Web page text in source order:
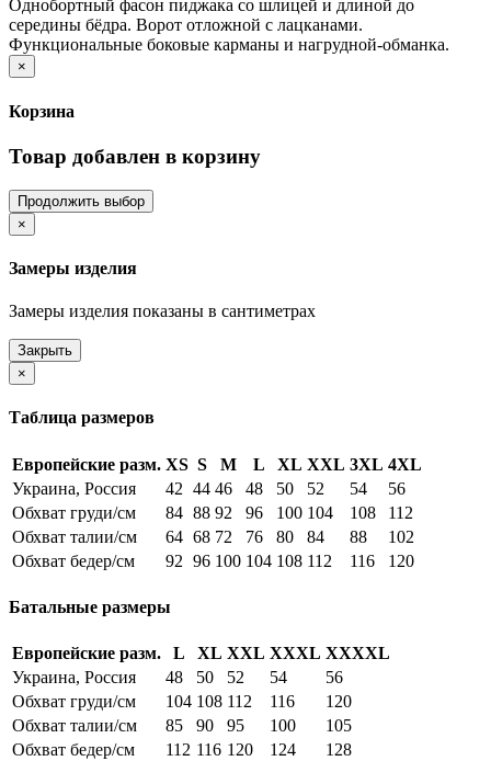
Однобортный фасон пиджака со шлицей и длиной до
середины бёдра. Ворот отложной с лацканами.
Функциональные боковые карманы и нагрудной-обманка.
×
Корзина
Товар добавлен в корзину
Продолжить выбор
×
Замеры изделия
Замеры изделия показаны в сантиметрах
Закрыть
×
Таблица размеров
Европейские разм. XS S M L XL XXL 3XL 4XL
Украина, Россия
42 44 46 48 50 52 54
56
Обхват груди/см
84 88 92 96 100 104 108
112
Обхват талии/см
64 68 72 76 80 84 88
102
Обхват бедер/см
92 96 100 104 108 112 116 120
Батальные размеры
Европейские разм. L XL XXL XXXL XXXXL
Украина, Россия
48 50 52 54
56
Обхват груди/см
104 108 112 116
120
Обхват талии/см
85 90 95 100
105
Обхват бедер/см
112 116 120 124 128